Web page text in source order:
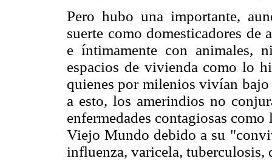
Pero hubo una importante,
suerte como domesticadores
e íntimamente con animales,
espacios de vivienda como lo
quienes por milenios vivían bajo
a esto, los amerindios no
enfermedades contagiosas
Viejo Mundo debido a su
influenza, varicela, tuberculosis,